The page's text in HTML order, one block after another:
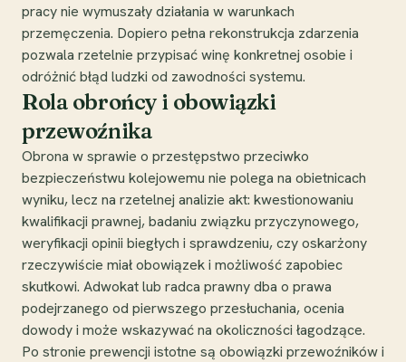
pracy nie wymuszały działania w warunkach
przemęczenia. Dopiero pełna rekonstrukcja zdarzenia
pozwala rzetelnie przypisać winę konkretnej osobie i
odróżnić błąd ludzki od zawodności systemu.
Rola obrońcy i obowiązki
przewoźnika
Obrona w sprawie o przestępstwo przeciwko
bezpieczeństwu kolejowemu nie polega na obietnicach
wyniku, lecz na rzetelnej analizie akt: kwestionowaniu
kwalifikacji prawnej, badaniu związku przyczynowego,
weryfikacji opinii biegłych i sprawdzeniu, czy oskarżony
rzeczywiście miał obowiązek i możliwość zapobiec
skutkowi. Adwokat lub radca prawny dba o prawa
podejrzanego od pierwszego przesłuchania, ocenia
dowody i może wskazywać na okoliczności łagodzące.
Po stronie prewencji istotne są obowiązki przewoźników i